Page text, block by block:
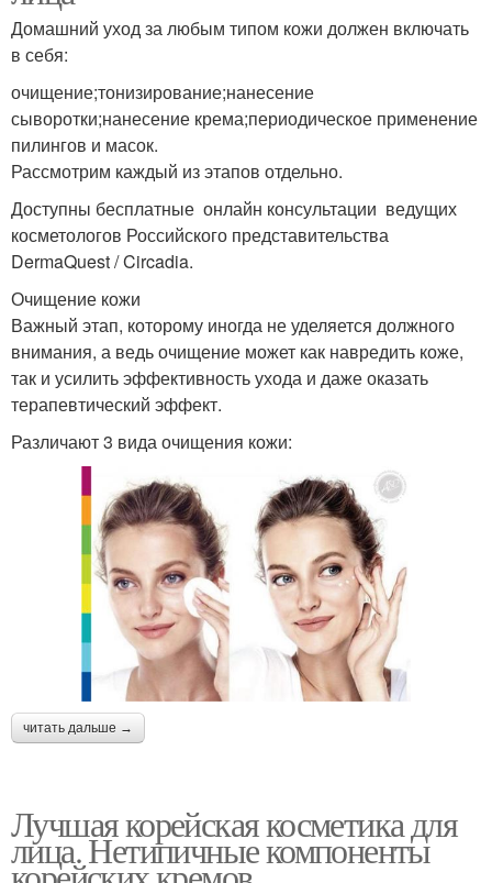
Домашний уход за любым типом кожи должен включать
в себя:
очищение;тонизирование;нанесение
сыворотки;нанесение крема;периодическое применение
пилингов и масок.
Рассмотрим каждый из этапов отдельно.
Доступны бесплатные онлайн консультации ведущих
косметологов Российского представительства
DermaQuest / Circadia.
Очищение кожи
Важный этап, которому иногда не уделяется должного
внимания, а ведь очищение может как навредить коже,
так и усилить эффективность ухода и даже оказать
терапевтический эффект.
Различают 3 вида очищения кожи:
читать дальше →
Лучшая корейская косметика для
лица. Нетипичные компоненты